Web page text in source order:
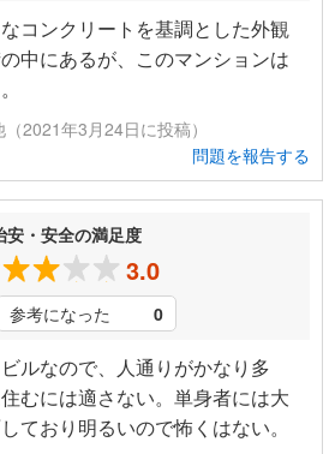
コンクリートを基調とした外観
中にあるが、このマンションは
2021年3月24日に投稿）
問題を報告する
安・安全の満足度
3.0
参考になった 0
ルなので、人通りがかなり多
むには適さない。単身者には大
ており明るいので怖くはない。